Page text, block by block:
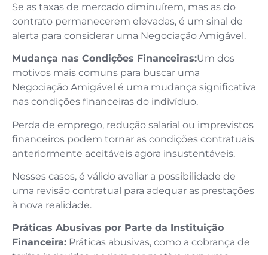
Se as taxas de mercado diminuírem, mas as do
contrato permanecerem elevadas, é um sinal de
alerta para considerar uma Negociação Amigável.
Mudança nas Condições Financeiras:Um dos
motivos mais comuns para buscar uma
Negociação Amigável é uma mudança significativa
nas condições financeiras do indivíduo.
Perda de emprego, redução salarial ou imprevistos
financeiros podem tornar as condições contratuais
anteriormente aceitáveis agora insustentáveis.
Nesses casos, é válido avaliar a possibilidade de
uma revisão contratual para adequar as prestações
à nova realidade.
Práticas Abusivas por Parte da Instituição
Financeira: Práticas abusivas, como a cobrança de